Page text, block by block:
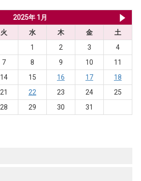
2025年 1月
火 水 木 金
土
1
2 3
4
7 8 9 10
11
14 15 16 17
18
21 22 23 24
25
28 29 30 31